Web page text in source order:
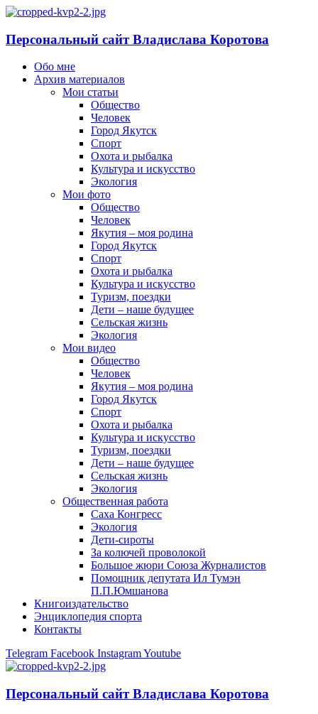
Персональный сайт Владислава Коротова
Обо мне
Архив материалов
Мои статьи
Общество
Человек
Город Якутск
Спорт
Охота и рыбалка
Культура и искусство
Экология
Мои фото
Общество
Человек
Якутия – моя родина
Город Якутск
Спорт
Охота и рыбалка
Культура и искусство
Туризм, поездки
Дети – наше будущее
Сельская жизнь
Экология
Мои видео
Общество
Человек
Якутия – моя родина
Город Якутск
Спорт
Охота и рыбалка
Культура и искусство
Туризм, поездки
Дети – наше будущее
Сельская жизнь
Экология
Общественная работа
Саха Конгресс
Экология
Дети-сироты
За колючей проволокой
Большое жюри Союза Журналистов
Помощник депутата Ил Тумэн
П.П.Юмшанова
Книгоиздательство
Энциклопедия спорта
Контакты
Telegram Facebook InstagramYoutube
Персональный сайт Владислава Коротова